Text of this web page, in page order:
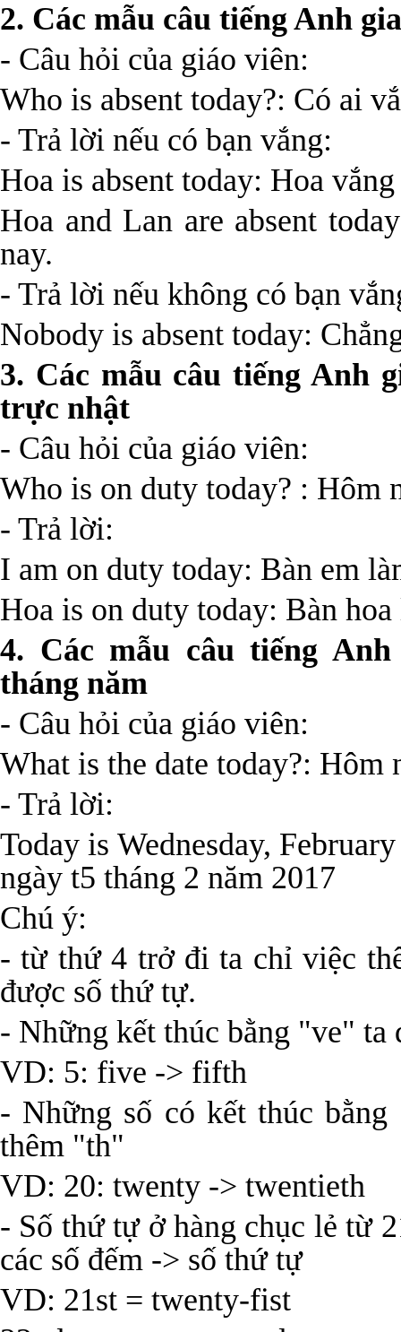
2. Các mẫu câu tiếng Anh
- Câu hỏi của giáo viên:
Who is absent today?: Có ai
- Trả lời nếu có bạn vắng:
Hoa is absent today: Hoa
Hoa and Lan are absent
nay.
- Trả lời nếu không có bạn
Nobody is absent today:
3. Các mẫu câu tiếng Anh
trực nhật
- Câu hỏi của giáo viên:
Who is on duty today? : Hôm
- Trả lời:
I am on duty today: Bàn em
Hoa is on duty today: Bàn
4. Các mẫu câu tiếng
tháng năm
- Câu hỏi của giáo viên:
What is the date today?: Hôm
- Trả lời:
Today is Wednesday,
ngày t5 tháng 2 năm 2017
Chú ý:
- từ thứ 4 trở đi ta chỉ việc
được số thứ tự.
- Những kết thúc bằng "ve"
VD: 5: five -> fifth
- Những số có kết thúc
thêm "th"
VD: 20: twenty -> twentieth
- Số thứ tự ở hàng chục lẻ từ
các số đếm -> số thứ tự
VD: 21st = twenty-fist